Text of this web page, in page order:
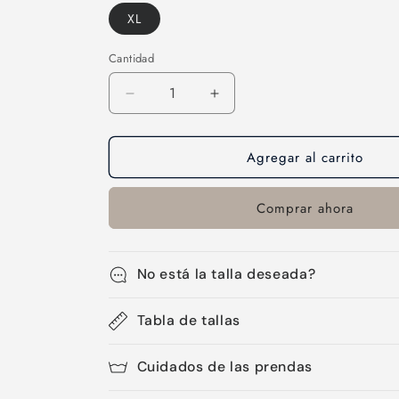
XL
Cantidad
Cantidad
Reducir
cantidad
para
de
67
Aumentar
cantidad
para
Licra
de
67
Agregar al carrito
Comprar ahora
No está la talla deseada?
Tabla de tallas
Cuidados de las prendas